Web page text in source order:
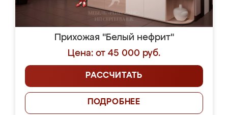
Прихожая "Белый нефрит"
Цена: от 45 000 руб.
РАССЧИТАТЬ
ПОДРОБНЕЕ